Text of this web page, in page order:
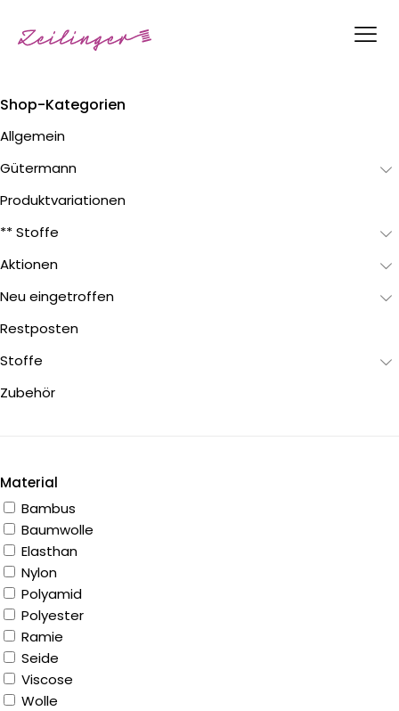
Shop-Kategorien
Allgemein
Gütermann
Produktvariationen
** Stoffe
Aktionen
Neu eingetroffen
Restposten
Stoffe
Zubehör
Material
Bambus
Baumwolle
Elasthan
Nylon
Polyamid
Polyester
Ramie
Seide
Viscose
Wolle